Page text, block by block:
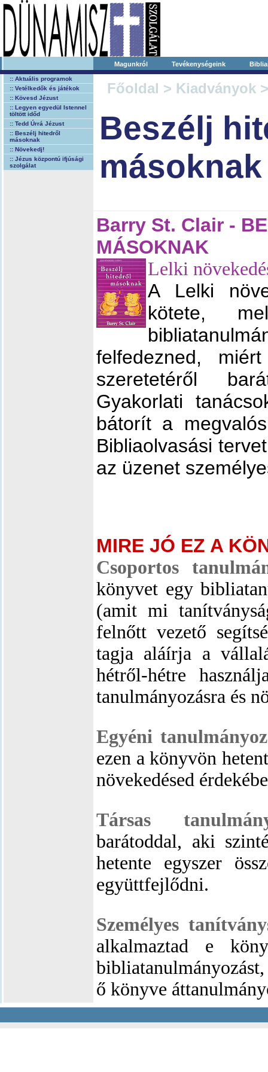
Magunkról Tevékenységeink
:: Aktuális programok
:: Vetélkedők és játékok
:: Kövesd Jézust
:: Legyen egyedül Istennel
töltött időd
:: Tedd Úrrá Jézust
:: Beszélj hitedről
másoknak
:: Növekedj!
:: Jézus központú ifjúsági
szolgálat
Főoldal > Kiadványok
Beszélj
másoknak
Barry St. Clair -
MÁSOKNAK
Lelki
A Lelki
kötete,
felfedezned,
szeretetéről
Gyakorlati
bátorít a
Bibliaolvasási
az üzenet
MIRE JÓ EZ A
Csoportos
könyvet egy
(amit mi
felnőtt vezető
tagja aláírja a
hétről-hétre
tanulmányozásra és
Egyéni
ezen a könyvön
növekedésed
Társas
barátoddal, aki
hetente egyszer
együttfejlődni.
Személyes
alkalmaztad e
ő könyve